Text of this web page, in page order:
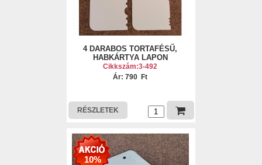
4 DARABOS TORTAFÉSŰ,
HABKÁRTYA LAPON
Cikkszám:3-492
Ár: 790 Ft
RÉSZLETEK
10%